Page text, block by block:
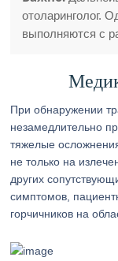
отоларинголог.
выполняются с
При обнаружении
незамедлительно
тяжелые
не только на
других
симптомов,
горчичников на